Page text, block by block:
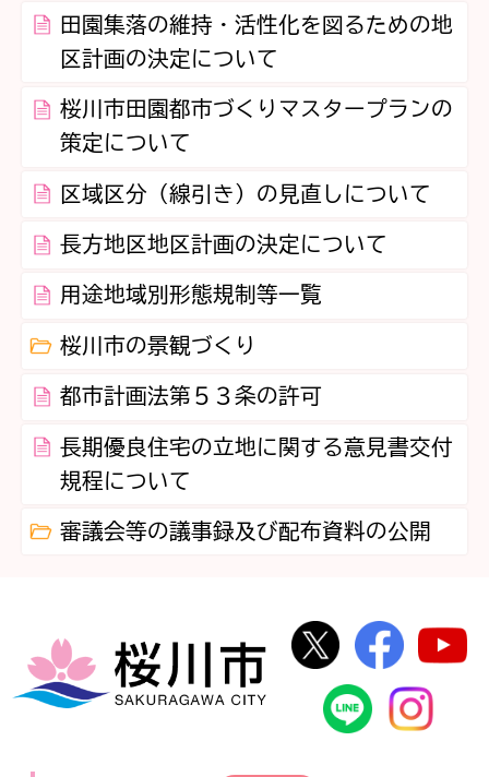
田園集落の維持・活性化を図るための地
区計画の決定について
桜川市田園都市づくりマスタープランの
策定について
区域区分（線引き）の見直しについて
長方地区地区計画の決定について
用途地域別形態規制等一覧
桜川市の景観づくり
都市計画法第５３条の許可
長期優良住宅の立地に関する意見書交付
規程について
審議会等の議事録及び配布資料の公開
桜川市
桜川市公式
桜川
桜川市公